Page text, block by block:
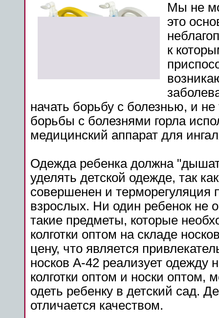
Мы не
это
к
начать борьбу с болезнью, и
борьбы с болезнями горла
медицинский аппарат для
Одежда ребенка должна
уделять детской одежде, так
совершенен и терморегуляция
взрослых. Ни один ребенок не
такие предметы, которые
колготки оптом на складе
цену, что является
носков А-42 реализует одежду
колготки оптом и носки оптом,
одеть ребенку в детский сад.
отличается качеством.